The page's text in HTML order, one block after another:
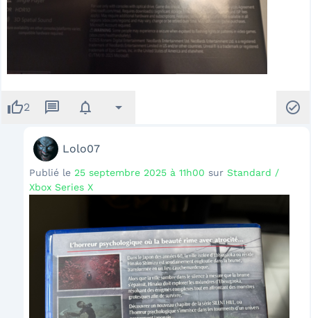
thumb_up2 message notifications arrow_drop_down check_circle
Lolo07
Publié le 25 septembre 2025 à 11h00 sur Standard /
Xbox Series X